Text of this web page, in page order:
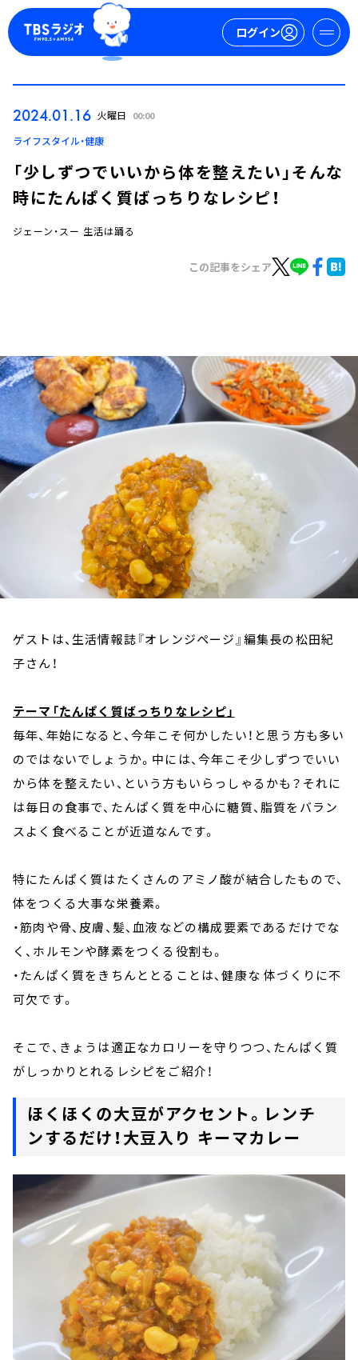
ログイン
ログイン
お知らせ
イベント・グッズ
YouTube
会社情報
2024.01.16 火曜日 00:00
ライフスタイル・健康
「少しずつでいいから体を整えたい」そんな
時にたんぱく質ばっちりなレシピ！
ジェーン・スー 生活は踊る
この記事をシェア
ゲストは、生活情報誌『オレンジページ』編集長の松田紀
子さん！
テーマ「たんぱく質ばっちりなレシピ」
毎年、年始になると、今年こそ何かしたい！と思う方も多い
のではないでしょうか。中には、今年こそ少しずつでいい
から体を整えたい、という方もいらっしゃるかも？それに
は毎日の食事で、たんぱく質を中心に糖質、脂質をバラン
スよく食べることが近道なんです。
特にたんぱく質はたくさんのアミノ酸が結合したもので、
体をつくる大事な栄養素。
・筋肉や骨、皮膚、髪、血液などの構成要素であるだけでな
く、ホルモンや酵素をつくる役割も。
・たんぱく質をきちんととることは、健康な 体づくりに不
可欠です。
そこで、きょうは適正なカロリーを守りつつ、たんぱく質
がしっかりとれるレシピをご紹介！
ほくほくの大豆がアクセント。レンチ
ンするだけ！大豆入り キーマカレー